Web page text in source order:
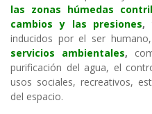
las zonas húmedas
cambios y las presiones,
inducidos por el ser
servicios ambientales,
purificación del agua, el
usos sociales, recreativos,
del espacio.